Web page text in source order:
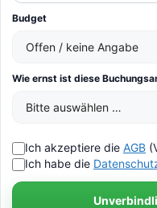
Budget
Wie ernst ist diese
Ich akzeptiere die AGB
Ich habe die